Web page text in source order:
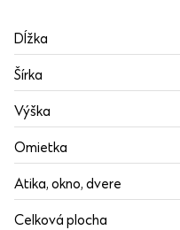
Dĺžka
Šírka
Výška
Omietka
Atika, okno, dvere
Celková plocha